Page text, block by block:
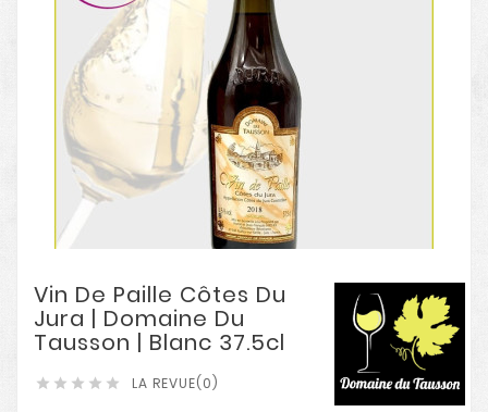
Vin De Paille Côtes Du
Jura | Domaine Du
Tausson | Blanc 37.5cl
     LA REVUE(0)